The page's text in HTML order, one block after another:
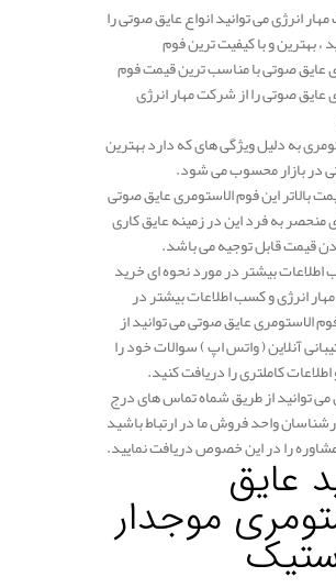
انرژی می توانید انواع عایق صوتی را
، بهترین و با کیفیت ترین فوم
عایق صوتی با مناسب ترین قیمت فوم
عایق صوتی را از شرکت مهار انرژی
به دلیل ویژگی های که دارد بهترین
در بازار محسوب می شود.
بالاتر این فوم الاستومری عایق صوتی
منحصر به فرد این در زمینه عایق کاری
قیمت قابل توجیه می باشد.
بیشتر در مورد نحوه ای خرید
انرژی و کسب اطلاعات بیشتر در
عایق صوتی می توانید از
آنلاین ( واتس اپ ) سوالات خود را
کاملتری را دریافت کنید.
توانید از طریق شماه تماس های درج
واحد فروش ما در ارتباط باشید
را در این خصوص دریافت نمایید.
عایق
موجدار